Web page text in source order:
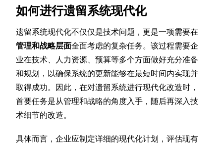
如何进行遗留系统现代化
遗留系统现代化不仅仅是技术问题，更是一项需要在
管理和战略层面全面考虑的复杂任务。该过程需要企
业在技术、人力资源、预算等多个方面做好充分准备
和规划，以确保系统的更新能够在最短时间内实现并
取得成功。因此，在对遗留系统进行现代化改造时，
首要任务是从管理和战略的角度入手，随后再深入技
术细节的改造。
具体而言，企业应制定详细的现代化计划，评估现有